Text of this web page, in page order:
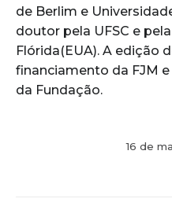
de Berlim e
doutor pela UFSC e
Flórida(EUA). A edição
financiamento da FJM
da Fundação.
16 de